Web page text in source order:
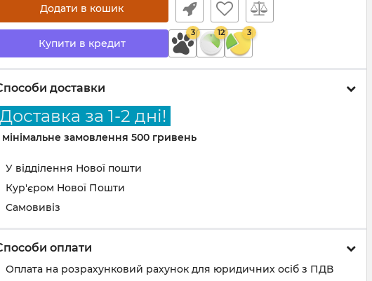
Додати в кошик
Купити в кредит
3 12 3
доставки
Доставка за 1-2 дні!
мінімальне замовлення 500 гривень
У відділення Нової пошти
Кур'єром Нової Пошти
Самовивіз
оплати
Оплата на розрахунковий рахунок для юридичних осіб з ПДВ